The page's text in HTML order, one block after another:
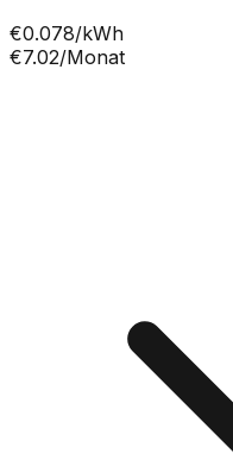
€0.078/kWh
€7.02/Monat